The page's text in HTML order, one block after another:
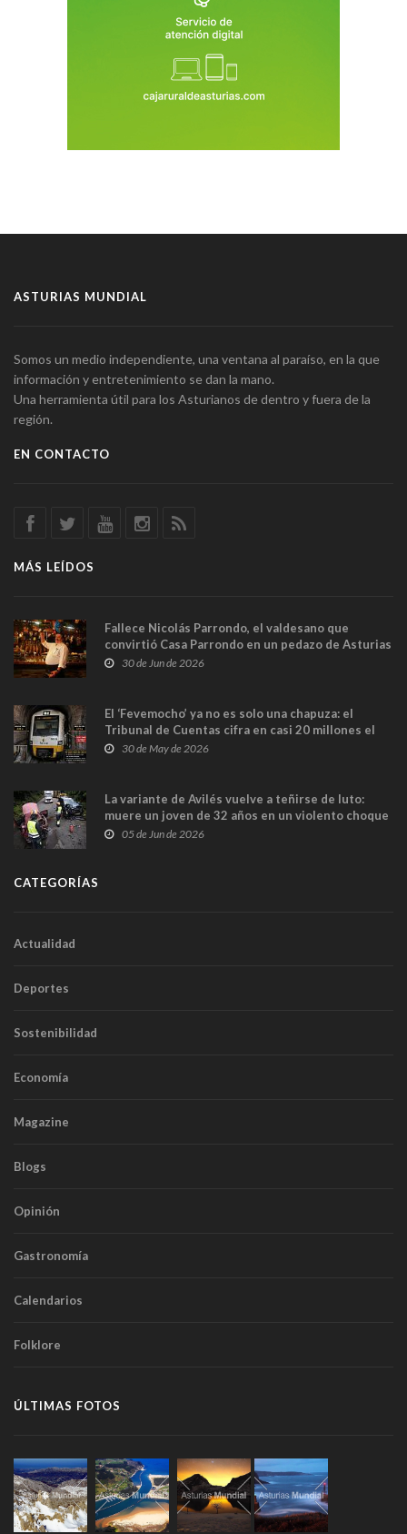
ASTURIAS MUNDIAL
Somos un medio independiente, una ventana al paraíso, en la que
información y entretenimiento se dan la mano.
Una herramienta útil para los Asturianos de dentro y fuera de la
región.
EN CONTACTO
MÁS LEÍDOS
Fallece Nicolás Parrondo, el valdesano que
convirtió Casa Parrondo en un pedazo de Asturias
en Madrid
30 de Jun de 2026
El ‘Fevemocho’ ya no es solo una chapuza: el
Tribunal de Cuentas cifra en casi 20 millones el
sobrecoste de los trenes que no cabían por los
30 de May de 2026
La variante de Avilés vuelve a teñirse de luto:
muere un joven de 32 años en un violento choque
frontal
05 de Jun de 2026
CATEGORÍAS
Actualidad
Deportes
Sostenibilidad
Economía
Magazine
Blogs
Opinión
Gastronomía
Calendarios
Folklore
ÚLTIMAS FOTOS